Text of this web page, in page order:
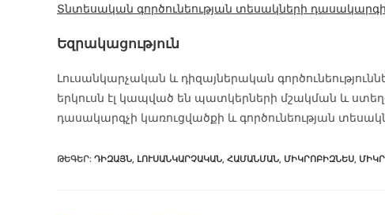
Տնտեսական գործունեության տեսակների
Եզրակացություն
Լուսանկարչական և դիզայներական
երկուսն էլ կապված են պատկերների մշակման և
դասակարգչի կառուցվածքի և գործունեության
ԹԵԳԵՐ: ԴԻԶԱՅՆ, ԼՈՒՍԱՆԿԱՐՉԱԿԱՆ, ՀԱՄԱՆՄԱՆ, ՄԻԿՐՈԲԻԶՆԵՍ,